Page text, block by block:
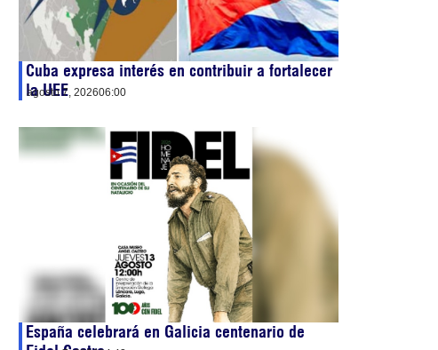
Cuba expresa interés en contribuir a fortalecer
la UEE
agosto 7, 202606:00
España celebrará en Galicia centenario de